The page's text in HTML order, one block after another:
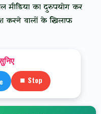
मीडिया का दुरुपयोग कर
करने वालों के खिलाफ
⏹ Stop